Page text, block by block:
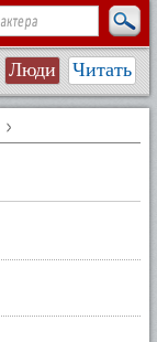
Люди Читать